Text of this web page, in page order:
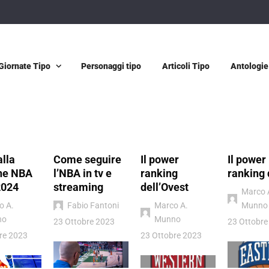
Tipo Personaggi tipo Articoli Tipo
NBA
A.
2023
Come seguire
l’NBA in tv e
streaming
Fabio Fantoni
23 Ottobre 2023
Il power
ranking
dell’Ovest
Marco A.
Munno
23 Ottobre 2023
Il power
ranking
Marco
Munno
23